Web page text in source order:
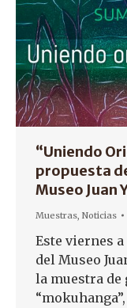
“Uniendo
propuesta
Museo Juan
Muestras, Noticias
Este viernes
del Museo
la muestra de